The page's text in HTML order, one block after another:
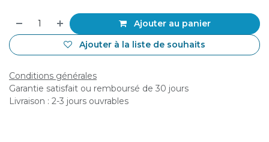
Ajouter au panier
Ajouter à la liste de souhaits
Conditions générales
Garantie satisfait ou remboursé de 30 jours
Livraison : 2-3 jours ouvrables